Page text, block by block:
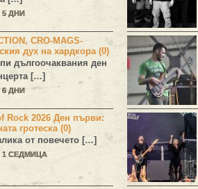
5 ДНИ
CRO-MAGS-
дух на хардкора (0)
дългоочаквания ден
[…]
6 ДНИ
Rock 2026 Ден първи:
гротеска (0)
от повечето […]
1 СЕДМИЦА